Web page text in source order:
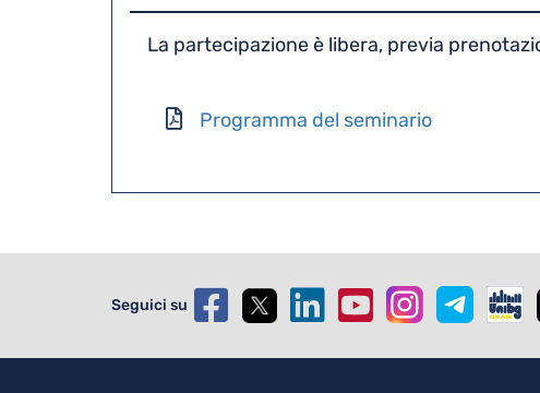
La partecipazione è libera, previa
Programma del seminario
Seguici su